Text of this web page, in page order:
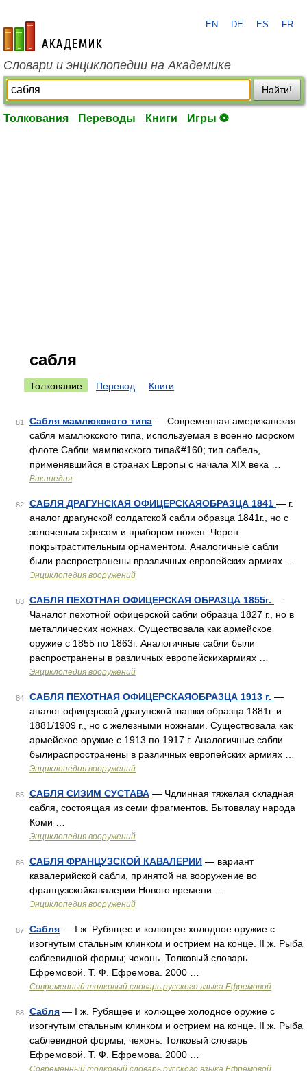
academic.ru
EN DE ES FR
Словари и энциклопедии на Академике
Найти!
Толкования Переводы Книги Игры ⚽
сабля
Толкование Перевод Книги
81 Сабля мамлюкского типа — Современная американская
сабля мамлюкского типа, используемая в военно морском
флоте Сабли мамлюкского типа&#160; тип сабель,
применявшийся в странах Европы с начала XIX века …
Википедия
82 САБЛЯ ДРАГУНСКАЯ ОФИЦЕРСКАЯОБРАЗЦА 1841 — г.
аналог драгунской солдатской сабли образца 1841г., но с
золоченым эфесом и прибором ножен. Черен
покрытрастительным орнаментом. Аналогичные сабли
были распространены вразличных европейских армиях …
Энциклопедия вооружений
83 САБЛЯ ПЕХОТНАЯ ОФИЦЕРСКАЯ ОБРАЗЦА 1855г. —
Чаналог пехотной офицерской сабли образца 1827 г., но в
металлических ножнах. Существовала как армейское
оружие с 1855 по 1863г. Аналогичные сабли были
распространены в различных европейскихармиях …
Энциклопедия вооружений
84 САБЛЯ ПЕХОТНАЯ ОФИЦЕРСКАЯОБРАЗЦА 1913 г. —
аналог офицерской драгунской шашки образца 1881г. и
1881/1909 г., но с железными ножнами. Существовала как
армейское оружие с 1913 по 1917 г. Аналогичные сабли
былираспространены в различных европейских армиях …
Энциклопедия вооружений
85 САБЛЯ СИЗИМ СУСТАВА — Чдлинная тяжелая складная
сабля, состоящая из семи фрагментов. Бытовалау народа
Коми …
Энциклопедия вооружений
86 САБЛЯ ФРАНЦУЗСКОЙ КАВАЛЕРИИ — вариант
кавалерийской сабли, принятой на вооружение во
французскойкавалерии Нового времени …
Энциклопедия вооружений
87 Сабля — I ж. Рубящее и колющее холодное оружие с
изогнутым стальным клинком и острием на конце. II ж. Рыба
саблевидной формы; чехонь. Толковый словарь
Ефремовой. Т. Ф. Ефремова. 2000 …
Современный толковый словарь русского языка Ефремовой
88 Сабля — I ж. Рубящее и колющее холодное оружие с
изогнутым стальным клинком и острием на конце. II ж. Рыба
саблевидной формы; чехонь. Толковый словарь
Ефремовой. Т. Ф. Ефремова. 2000 …
Современный толковый словарь русского языка Ефремовой